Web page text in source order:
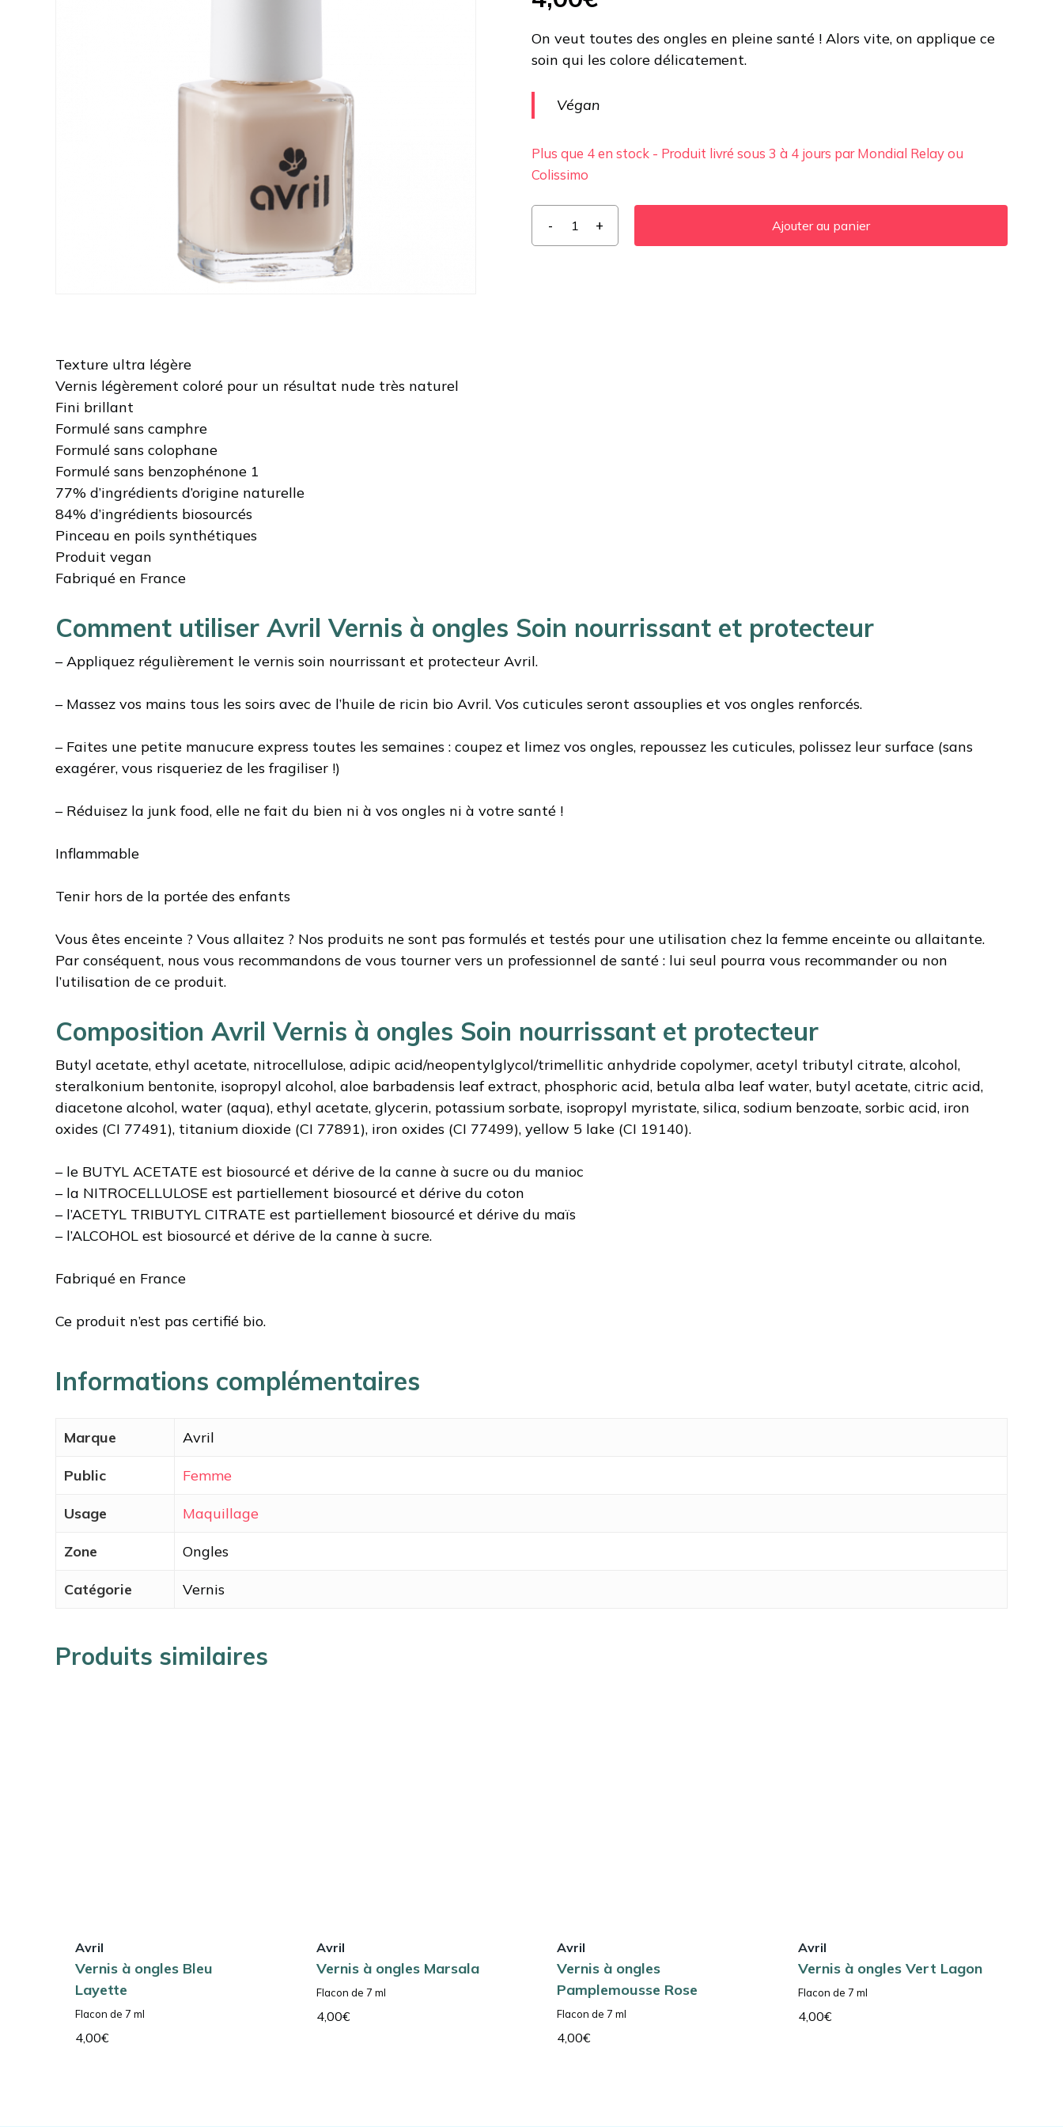
On veut toutes des ongles en pleine santé ! Alors vite, on applique ce
soin qui les colore délicatement.
Végan
Plus que 4 en stock - Produit livré sous 3 à 4 jours par Mondial Relay ou
Colissimo
Ajouter au panier
Texture ultra légère
Vernis légèrement coloré pour un résultat nude très naturel
Fini brillant
Formulé sans camphre
Formulé sans colophane
Formulé sans benzophénone 1
77% d’ingrédients d’origine naturelle
84% d’ingrédients biosourcés
Pinceau en poils synthétiques
Produit vegan
Fabriqué en France
Comment utiliser Avril Vernis à ongles Soin nourrissant et protecteur
– Appliquez régulièrement le vernis soin nourrissant et protecteur Avril.
– Massez vos mains tous les soirs avec de l’huile de ricin bio Avril. Vos cuticules seront assouplies et vos ongles renforcés.
– Faites une petite manucure express toutes les semaines : coupez et limez vos ongles, repoussez les cuticules, polissez leur surface (sans
exagérer, vous risqueriez de les fragiliser !)
– Réduisez la junk food, elle ne fait du bien ni à vos ongles ni à votre santé !
Inflammable
Tenir hors de la portée des enfants
Vous êtes enceinte ? Vous allaitez ? Nos produits ne sont pas formulés et testés pour une utilisation chez la femme enceinte ou allaitante.
Par conséquent, nous vous recommandons de vous tourner vers un professionnel de santé : lui seul pourra vous recommander ou non
l’utilisation de ce produit.
Composition Avril Vernis à ongles Soin nourrissant et protecteur
Butyl acetate, ethyl acetate, nitrocellulose, adipic acid/neopentylglycol/trimellitic anhydride copolymer, acetyl tributyl citrate, alcohol,
steralkonium bentonite, isopropyl alcohol, aloe barbadensis leaf extract, phosphoric acid, betula alba leaf water, butyl acetate, citric acid,
diacetone alcohol, water (aqua), ethyl acetate, glycerin, potassium sorbate, isopropyl myristate, silica, sodium benzoate, sorbic acid, iron
oxides (CI 77491), titanium dioxide (CI 77891), iron oxides (CI 77499), yellow 5 lake (CI 19140).
– le BUTYL ACETATE est biosourcé et dérive de la canne à sucre ou du manioc
– la NITROCELLULOSE est partiellement biosourcé et dérive du coton
– l’ACETYL TRIBUTYL CITRATE est partiellement biosourcé et dérive du maïs
– l’ALCOHOL est biosourcé et dérive de la canne à sucre.
Fabriqué en France
Ce produit n’est pas certifié bio.
Informations complémentaires
Marque Avril
Public Femme
Usage Maquillage
Zone Ongles
Catégorie Vernis
Produits similaires
Avril
Vernis à ongles Bleu
Layette
Flacon de 7 ml
4,00€
Avril
Vernis à ongles Marsala
Flacon de 7 ml
4,00€
Avril
Vernis à ongles
Pamplemousse Rose
Flacon de 7 ml
4,00€
Avril
Vernis à ongles Vert Lagon
Flacon de 7 ml
4,00€